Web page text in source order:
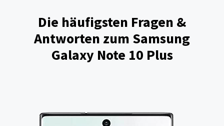
Die häufigsten Fragen &
Antworten zum Samsung
Galaxy Note 10 Plus